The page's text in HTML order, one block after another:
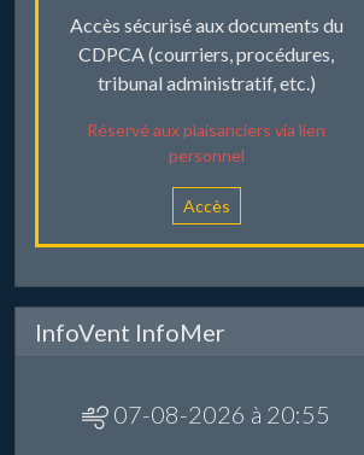
Accès sécurisé aux documents du
CDPCA (courriers, procédures,
tribunal administratif, etc.)
Réservé aux plaisanciers via lien
personnel
Accès
InfoVent InfoMer
07-08-2026 à 20:55